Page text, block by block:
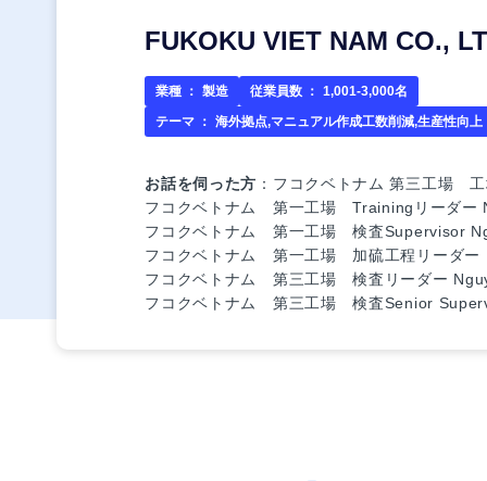
FUKOKU VIET NAM CO.,
業種 ： 製造 従業員数 ： 1,001-3,000名
テーマ ： 海外拠点,マニュアル作成工数削減,生産性向上
お話を伺った方 ：フコクベトナム 第三工場
フコクベトナム 第一工場 Trainingリーダー
フコクベトナム 第一工場 検査Supervisor
フコクベトナム 第一工場 加硫工程リーダー
フコクベトナム 第三工場 検査リーダー
フコクベトナム 第三工場 検査Senior